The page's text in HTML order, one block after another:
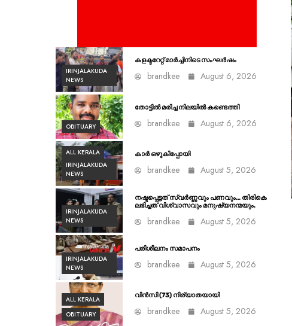
IRINJALAKUDA
NEWS
കളക്ടറേറ്റ് മാർച്ചിനിടെ സംഘർഷം
brandkee August 6, 2026
OBITUARY
തോട്ടിൽ മരിച്ച നിലയിൽ കണ്ടെത്തി
brandkee August 6, 2026
ALL KERALA
IRINJALAKUDA
NEWS
കാർ ഒഴുകിപ്പോയി
brandkee August 5, 2026
IRINJALAKUDA
NEWS
നഷ്ടപ്പെട്ടത് സ്വർണ്ണവും പണവും… തിരികെ
ലഭിച്ചത് വിശ്വാസവും മനുഷ്യനന്മയും.
brandkee August 5, 2026
IRINJALAKUDA
NEWS
പരിശീലനം സമാപനം
brandkee August 5, 2026
ALL KERALA
OBITUARY
വിൻസി (73) നിര്യാതയായി
brandkee August 5, 2026